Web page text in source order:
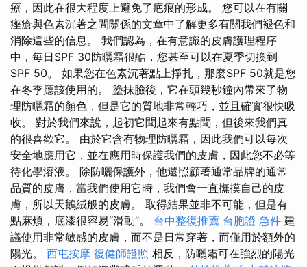
療，因此在很大程度上避免了疤痕的形成。 您可以在有關
痤瘡與色素沉著之間關係的文章中了解更多有關我們褪色和
消除這些的信息。 我們認為，在有意識的皮膚護理程序
中，每日SPF 30防曬霜很酷，您甚至可以在夏季切換到
SPF 50。 如果您在色素沉著點上掙扎，那麼SPF 50就是您
在冬季應該使用的。 塗抹臉後，它在頭幾秒鐘內帶來了物
理防曬霜的顏色，但是它的質地非常輕巧，並且確實很快吸
收。 對於我們來說，起初它聞起來有點聞，但後來我們真
的很喜歡它。 由於它含有物理防曬霜，因此我們可以每次
安全地應用它，並在應用時保護我們的皮膚，因此您不必等
待化學溶液。 除防曬保護外，他還照顧著通常品牌的通常
品質的皮膚，當我們使用它時，我們會一直撫摸自己的皮
膚，所以天鵝絨般的皮膚。 取得結果並非不可能，但是有
點麻煩，底漆很容易“滑動”。 台中整復推薦 台胞證 急件 建
議使用非常敏感的皮膚，而不是日常穿著，而僅用於額外的
陽光。 西屯按摩 復健師證照 相反，防曬霜可在強烈的陽光